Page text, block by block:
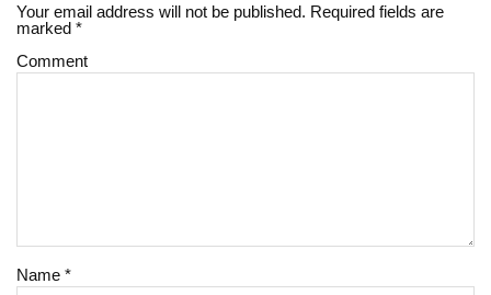
Your email address will not be published. Required fields are
marked*
Comment
Name*